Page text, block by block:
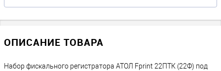
ОПИСАНИЕ ТОВАРА
Набор фискального регистратора АТОЛ Fprint 22ПТК (22Ф) под